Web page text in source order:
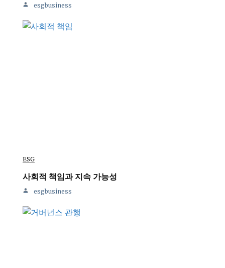
esgbusiness
ESG
사회적 책임과 지속 가능성
esgbusiness